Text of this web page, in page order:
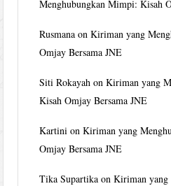
Menghubungkan Mimpi: Kisah
Rusmana onKiriman yang
Omjay Bersama JNE
Siti Rokayah onKiriman yang
Kisah Omjay Bersama JNE
Kartini onKiriman yang
Omjay Bersama JNE
Tika Supartika onKiriman yang